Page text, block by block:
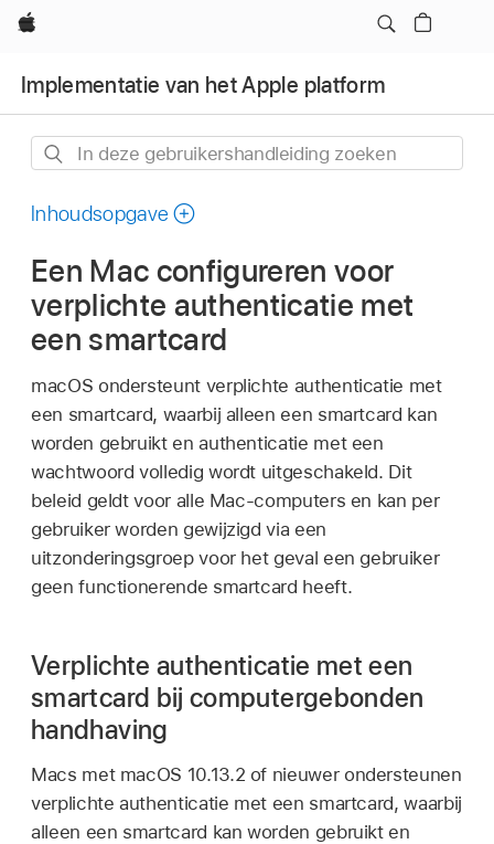
Apple
Implementatie van het Apple platform
In
gebruikershandleiding
Inhoudsopgave
Een Mac configureren voor
verplichte authenticatie met
een smartcard
macOS ondersteunt verplichte authenticatie met
een smartcard, waarbij alleen een smartcard kan
worden gebruikt en authenticatie met een
wachtwoord volledig wordt uitgeschakeld. Dit
beleid geldt voor alle Mac-computers en kan per
gebruiker worden gewijzigd via een
uitzonderingsgroep voor het geval een gebruiker
geen functionerende smartcard heeft.
Verplichte authenticatie met een
smartcard bij computergebonden
handhaving
Macs met macOS 10.13.2 of nieuwer ondersteunen
verplichte authenticatie met een smartcard, waarbij
alleen een smartcard kan worden gebruikt en